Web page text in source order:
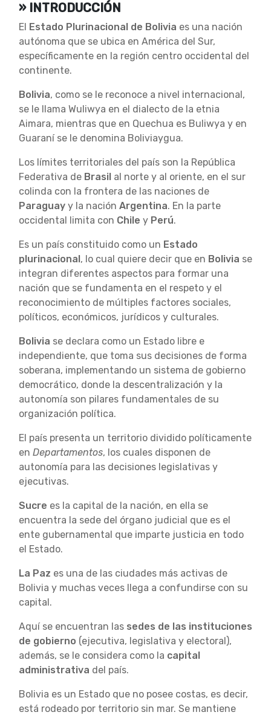
» INTRODUCCIÓN
El Estado Plurinacional de Bolivia es una nación
autónoma que se ubica en América del Sur,
específicamente en la región centro occidental del
continente.
Bolivia, como se le reconoce a nivel internacional,
se le llama Wuliwya en el dialecto de la etnia
Aimara, mientras que en Quechua es Buliwya y en
Guaraní se le denomina Boliviaygua.
Los límites territoriales del país son la República
Federativa de Brasil al norte y al oriente, en el sur
colinda con la frontera de las naciones de
Paraguay y la nación Argentina. En la parte
occidental limita con Chile y Perú.
Es un país constituido como un Estado
plurinacional, lo cual quiere decir que en Bolivia se
integran diferentes aspectos para formar una
nación que se fundamenta en el respeto y el
reconocimiento de múltiples factores sociales,
políticos, económicos, jurídicos y culturales.
Bolivia se declara como un Estado libre e
independiente, que toma sus decisiones de forma
soberana, implementando un sistema de gobierno
democrático, donde la descentralización y la
autonomía son pilares fundamentales de su
organización política.
El país presenta un territorio dividido políticamente
en Departamentos, los cuales disponen de
autonomía para las decisiones legislativas y
ejecutivas.
Sucre es la capital de la nación, en ella se
encuentra la sede del órgano judicial que es el
ente gubernamental que imparte justicia en todo
el Estado.
La Paz es una de las ciudades más activas de
Bolivia y muchas veces llega a confundirse con su
capital.
Aquí se encuentran las sedes de las instituciones
de gobierno (ejecutiva, legislativa y electoral),
además, se le considera como la capital
administrativa del país.
Bolivia es un Estado que no posee costas, es decir,
está rodeado por territorio sin mar. Se mantiene